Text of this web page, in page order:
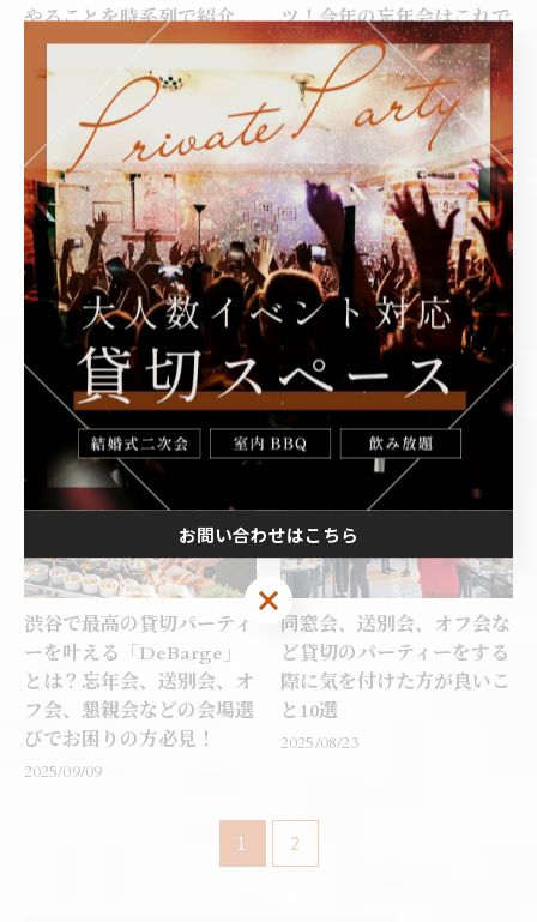
やることを時系列で紹介
2025/09/23
ツ！今年の忘年会はこれで
決まり
2025/09/20
渋谷で貸切のパーティーが
行える会場！懇親会、交流
会、オフ会におすすめの会
場DeBargeとは？
2025/09/15
忘年会何やる？忘年会でや
るべきコンテンツと会場選
びのコツ【2025年版】
2025/09/11
渋谷で最高の貸切パーティ
ーを叶える「DeBarge」
とは？忘年会、送別会、オ
フ会、懇親会などの会場選
びでお困りの方必見！
2025/09/09
同窓会、送別会、オフ会な
ど貸切のパーティーをする
際に気を付けた方が良いこ
と10選
2025/08/23
1 2
お問い合わせはこちら